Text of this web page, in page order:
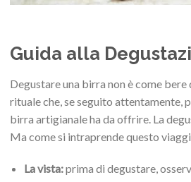
Guida alla
Degustare una birra non è come
rituale che, se seguito attentamente,
birra artigianale ha da offrire. La
Ma come si intraprende questo
La vista:prima di degustare,